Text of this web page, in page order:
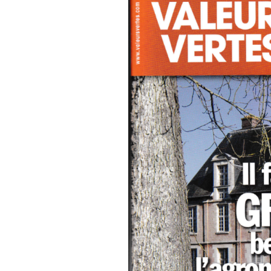
AG 2026 & RM 2025
Hommages
Environnement
Nettoyage de la Nature !
Les animations du « Pôle
Sciences & Nature »
Soutien aux associations
membres
Les enquêtes publiques
Visite guidée de
l’Arboretum
Les Serres Botaniques
de Chèvreloup
La saga des hirondelles
rustiques
St